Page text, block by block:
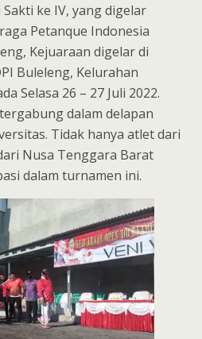
ke IV, yang digelar
Petanque Indonesia
Kejuaraan digelar di
Buleleng, Kelurahan
Selasa 26 – 27 Juli 2022.
dalam delapan
Tidak hanya atlet dari
Nusa Tenggara Barat
dalam turnamen ini.